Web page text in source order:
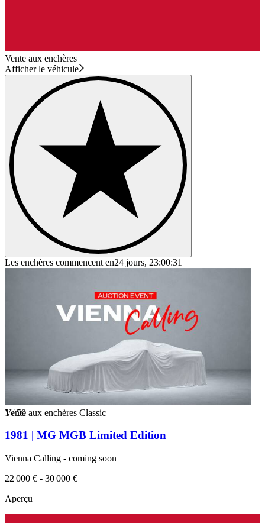
Vente aux enchères
Afficher le véhicule
Les enchères commencent en24 jours, 23:00:31
1/50
Vente aux enchères Classic
1981 | MG MGB Limited Edition
Vienna Calling - coming soon
22 000 € - 30 000 €
Aperçu